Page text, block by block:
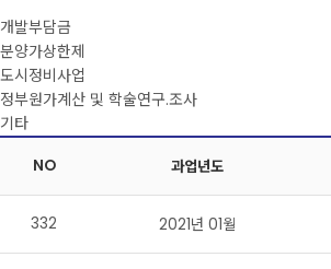
개발부담금
분양가상한제
도시정비사업
정부원가계산 및 학술연구.조사
기타
NO 과업년도
332 2021년 01월